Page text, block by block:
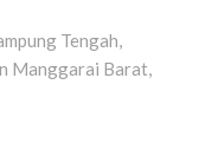
Tengah,
Manggarai Barat,